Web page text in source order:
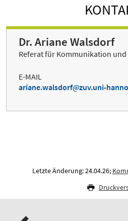
Dr. Ariane Walsdorf
Referat für Kommunikation
E-MAIL
ariane.walsdorf
zuv.uni-
Letzte Änderung: 24.04.26;